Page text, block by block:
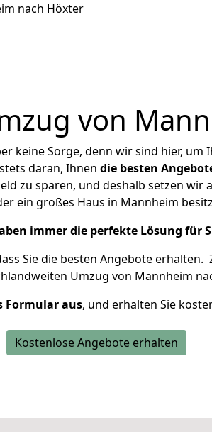
nach Höxter
von
keine Sorge, denn wir sind hier, um
daran, Ihnen die besten
zu sparen, und deshalb setzen wir
ein großes Haus in Mannheim
immer die perfekte Lösung für
Sie die besten Angebote erhalten.
Umzug von Mannheim
Formular aus, und erhalten Sie
Kostenlose Angebote erhalten